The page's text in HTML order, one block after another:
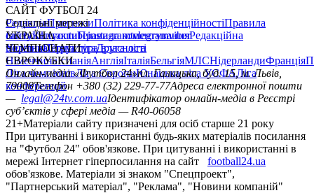
САЙТ ФУТБОЛ 24
РедакціяПрогнозиПолітика конфіденційностіПравила
сайтуКонтактиПравила коментуванняРедакційна
політикаСтруктура власності
Соціальні мережі
facebookxyoutubeinstagramtelegramviber
УКРАЇНА
УкраїнаПерша лігаДруга ліга
ЧЕМПІОНАТИ
НімеччинаІспаніяАнгліяІталіяБельгіяМЛСНідерландиФранція
ЄВРОКУБКИ
Ліга чемпіонівЛіга ЄвропиЮнацька ліга УЄФАЛіга
конференцій
Онлайн-медіа «Футбол 24»пл. Галицька, буд. 15, м. Львів,
79008Телефон +380 (32) 229-77-77Адреса електронної пошти
— legal@24tv.com.uaІдентифікатор онлайн-медіа в Реєстрі
суб’єктів у сфері медіа — R40-06058
21+Матеріали сайту призначені для осіб старше 21 року
При цитуванні і використанні будь-яких матеріалів посилання
на "Футбол 24" обов'язкове. При цитуванні і використанні в
мережі Інтернет гіперпосилання на сайт
football24.ua
обов'язкове. Матеріали зі знаком "Спецпроект",
"Партнерський матеріал", "Реклама", "Новини компаній"